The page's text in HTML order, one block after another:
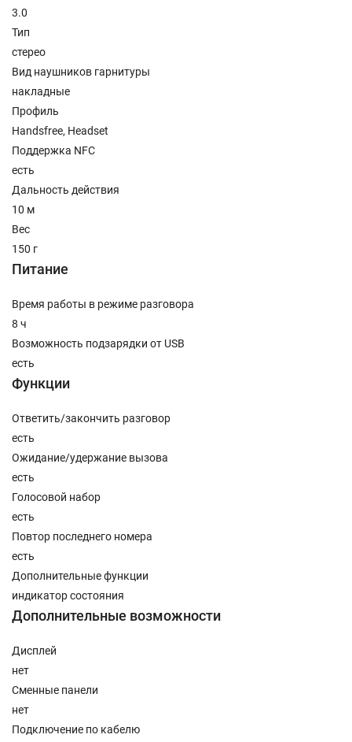
3.0
Тип
стерео
Вид наушников гарнитуры
накладные
Профиль
Handsfree, Headset
Поддержка NFC
есть
Дальность действия
10 м
Вес
150 г
Питание
Время работы в режиме разговора
8 ч
Возможность подзарядки от USB
есть
Функции
Ответить/закончить разговор
есть
Ожидание/удержание вызова
есть
Голосовой набор
есть
Повтор последнего номера
есть
Дополнительные функции
индикатор состояния
Дополнительные возможности
Дисплей
нет
Сменные панели
нет
Подключение по кабелю